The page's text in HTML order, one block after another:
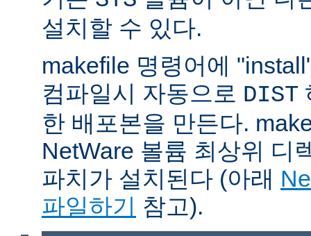
설치할 수 있다.
makefile 명령어에
컴파일시 자동으로 DIST
한 배포본을 만든다.
NetWare 볼륨 최상위 디
파치가 설치된다 (아래
파일하기
참고).